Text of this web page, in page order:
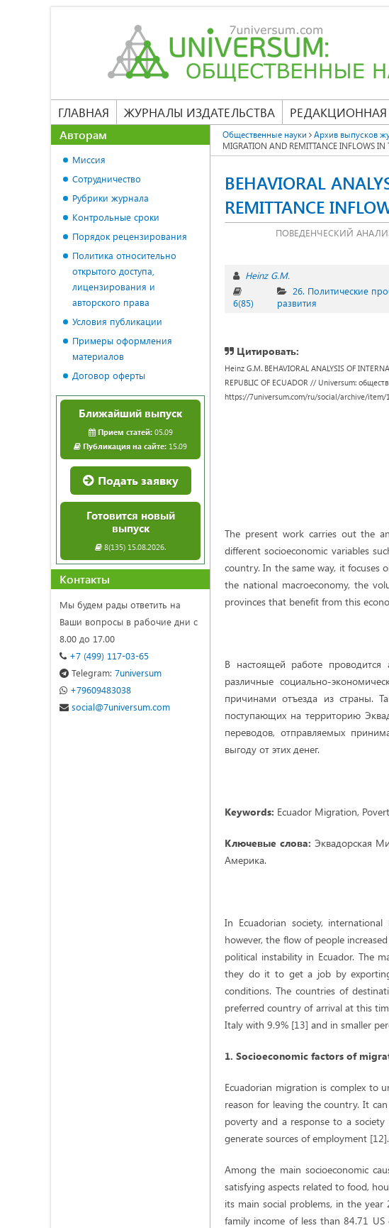
ГЛАВНАЯ ЖУРНАЛЫ ИЗДАТЕЛЬСТВА РЕДАКЦИОННАЯ
Общественные науки Архив выпусков
MIGRATION AND REMITTANCE INFLOWS IN
BEHAVIORAL
REMITTANCE
ПОВЕДЕНЧЕСКИЙ
Heinz G.M.
6(85)
26. Политические
развития
Цитировать:
Heinz G.M. BEHAVIORAL ANALYSIS OF
REPUBLIC OF ECUADOR // Universum:
https://7universum.com/ru/social/archive/item/
The present work carries out the
different socioeconomic variables
country. In the same way, it focuses
the national macroeconomy, the
provinces that benefit from this
В настоящей работе
различные социально-
причинами отъезда из страны.
поступающих на территорию
переводов, отправляемых
выгоду от этих денег.
Keywords: Ecuador Migration,
Ключевые слова: Эквадорская
Америка.
In Ecuadorian society,
however, the flow of people
political instability in Ecuador. The
they do it to get a job by
conditions. The countries of
preferred country of arrival at this
Italy with 9.9% [13] and in smaller
1. Socioeconomic factors of
Ecuadorian migration is complex to
reason for leaving the country. It
poverty and a response to a
generate sources of employment [12].
Among the main socioeconomic
satisfying aspects related to food,
its main social problems, in the
family income of less than 84.71
Авторам
Миссия
Сотрудничество
Рубрики журнала
Контрольные сроки
Порядок рецензирования
Политика относительно
открытого доступа,
лицензирования и
авторского права
Условия публикации
Примеры оформления
материалов
Договор оферты
Ближайший выпуск
Прием статей:05.09
Публикация на сайте: 15.09
Подать заявку
Готовится новый
выпуск
8(135) 15.08.2026.
Контакты
Мы будем рады ответить на
Ваши вопросы в рабочие дни с
8.00 до 17.00
+7 (499) 117-03-65
Telegram: 7universum
+79609483038
social@7universum.com